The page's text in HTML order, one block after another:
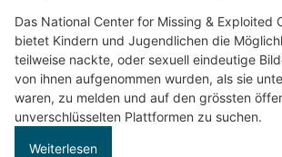
Das National Center for Missing & Exploited
bietet Kindern und Jugendlichen die
teilweise nackte, oder sexuell eindeutige
von ihnen aufgenommen wurden, als sie
waren, zu melden und auf den grössten
unverschlüsselten Plattformen zu suchen.
Weiterlesen